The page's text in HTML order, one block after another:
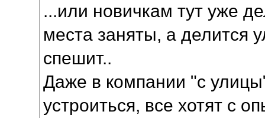
...или новичкам тут уже
места заняты, а делится
спешит..
Даже в компании "с
устроиться, все хотят с